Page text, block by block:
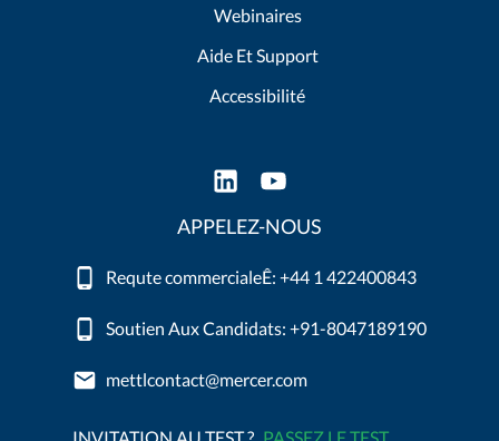
Webinaires
Aide Et Support
Accessibilité
APPELEZ-NOUS
Requte commercialeÊ: +44 1 422400843
Soutien Aux Candidats: +91-8047189190
mettlcontact@mercer.com
INVITATION AU TEST ? PASSEZ LE TEST